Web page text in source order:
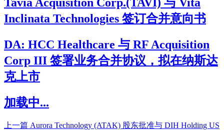
Inclinata Technologies 签订合并意向书
DA: HCC Healthcare 与 RF Acquisition
Corp III 签署业务合并协议，拟在纳斯达
克上市
加载中...
上一篇 Aurora Technology (ATAK) 股东批准与 DIH Holding US